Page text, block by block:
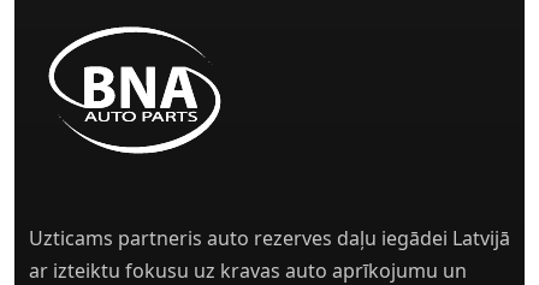
Uzticams partneris auto rezerves daļu iegādei Latvijā
ar izteiktu fokusu uz kravas auto aprīkojumu un